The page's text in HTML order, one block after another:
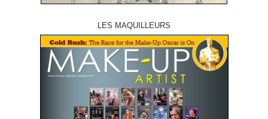
LES MAQUILLEURS